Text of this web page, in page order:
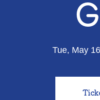
Tue, May 16